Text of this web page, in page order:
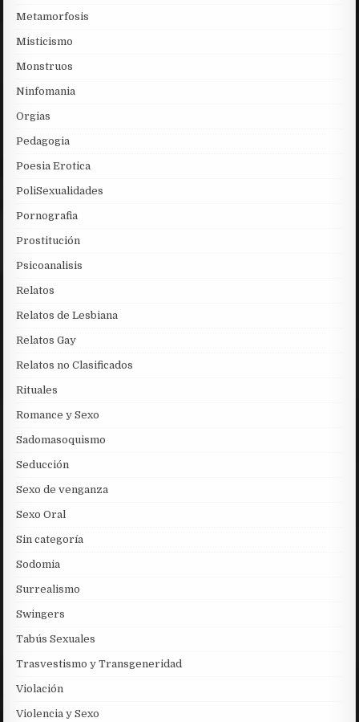
Metamorfosis
Misticismo
Monstruos
Ninfomania
Orgias
Pedagogia
Poesia Erotica
PoliSexualidades
Pornografia
Prostitución
Psicoanalisis
Relatos
Relatos de Lesbiana
Relatos Gay
Relatos no Clasificados
Rituales
Romance y Sexo
Sadomasoquismo
Seducción
Sexo de venganza
Sexo Oral
Sin categoría
Sodomia
Surrealismo
Swingers
Tabús Sexuales
Trasvestismo y Transgeneridad
Violación
Violencia y Sexo